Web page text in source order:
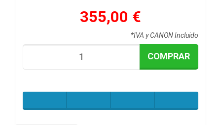
355,00 €
*IVA y CANON Incluido
COMPRAR